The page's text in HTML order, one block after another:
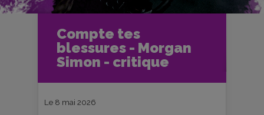
Compte tes
blessures - Morgan
Simon - critique
Accueil
Cinéma
Critiques et fiches films
Compte tes blessures - Morgan
Simon - critique
Le 8 mai 2026